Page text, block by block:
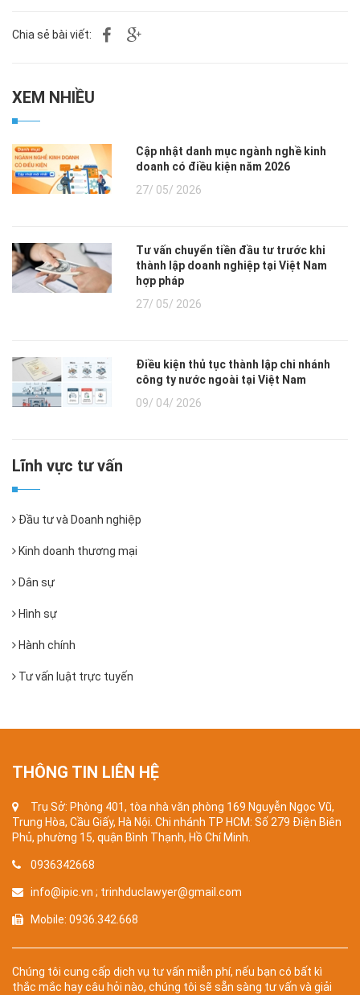
Chia sẻ bài viết:
XEM NHIỀU
Cập nhật danh mục ngành nghề kinh
doanh có điều kiện năm 2026
27/ 05/ 2026
Tư vấn chuyển tiền đầu tư trước khi
thành lập doanh nghiệp tại Việt Nam
hợp pháp
27/ 05/ 2026
Điều kiện thủ tục thành lập chi nhánh
công ty nước ngoài tại Việt Nam
09/ 04/ 2026
Lĩnh vực tư vấn
Đầu tư và Doanh nghiệp
Kinh doanh thương mại
Dân sự
Hình sự
Hành chính
Tư vấn luật trực tuyến
THÔNG TIN LIÊN HỆ
Trụ Sở: Phòng 401, tòa nhà văn phòng 169 Nguyễn Ngọc Vũ,
Trung Hòa, Cầu Giấy, Hà Nội. Chi nhánh TP HCM: Số 279 Điện Biên
Phủ, phường 15, quận Bình Thạnh, Hồ Chí Minh.
0936342668
info@ipic.vn ; trinhduclawyer@gmail.com
Mobile: 0936.342.668
Chúng tôi cung cấp dịch vụ tư vấn miễn phí, nếu bạn có bất kì
thắc mắc hay câu hỏi nào, chúng tôi sẽ sẵn sàng tư vấn và giải